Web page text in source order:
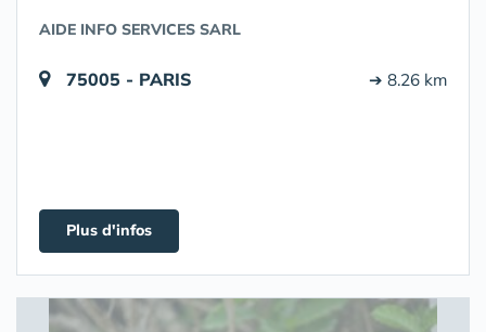
AIDE INFO SERVICES SARL
75005 - PARIS ➔ 8.26 km
Plus d'infos